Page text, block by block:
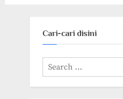
Cari-cari disini
Search
for: